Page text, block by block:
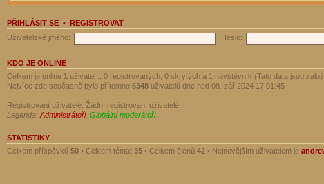
PŘIHLÁSIT SE • REGISTROVAT
Uživatelské jméno:
Heslo:
KDO JE ONLINE
Celkem je online 1 uživatel :: 0 registrovaných, 0 skrytých a 1 návštěvník (Tato data jsou
Nejvíce zde současně bylo přítomno 6348 uživatelů dne ned 08. zář 2024 17:01:45
Registrovaní uživatelé: Žádní registrovaní uživatelé
Legenda: Administrátoři, Globální moderátoři
STATISTIKY
Celkem příspěvků 50 • Celkem témat 35 • Celkem členů 42 • Nejnovějším uživatelem je